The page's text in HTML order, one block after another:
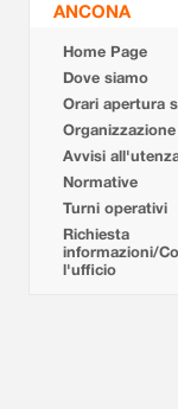
ANCONA
Home Page
Dove siamo
Orari apertura
Avvisi
Normative
Turni operativi
Richiesta
informazioni/
l'ufficio